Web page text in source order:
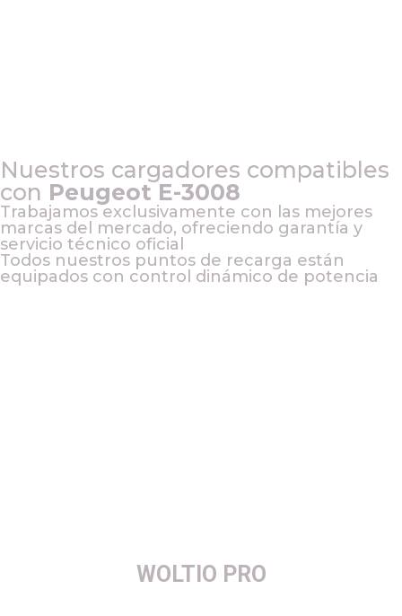
Nuestros cargadores compatibles
con Peugeot E-3008
Trabajamos exclusivamente con las mejores
marcas del mercado, ofreciendo garantía y
servicio técnico oficial
Todos nuestros puntos de recarga están
equipados con control dinámico de potencia
WOLTIO PRO